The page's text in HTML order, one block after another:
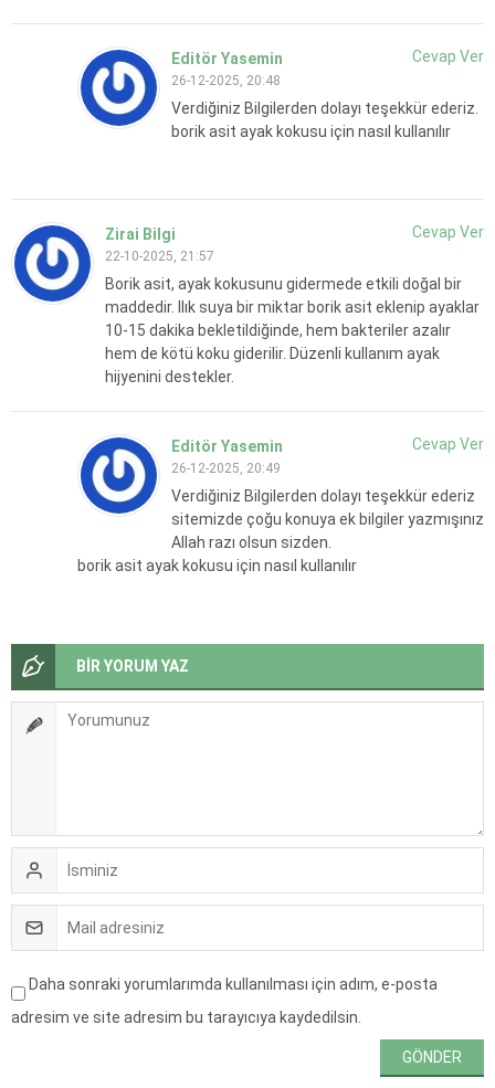
Editör Yasemin
26-12-2025, 20:48
Verdiğiniz Bilgilerden dolayı teşekkür ederiz.
borik asit ayak kokusu için nasıl kullanılır
Cevap Ver
Zirai Bilgi
22-10-2025, 21:57
Borik asit, ayak kokusunu gidermede etkili doğal bir
maddedir. Ilık suya bir miktar borik asit eklenip ayaklar
10-15 dakika bekletildiğinde, hem bakteriler azalır
hem de kötü koku giderilir. Düzenli kullanım ayak
hijyenini destekler.
Cevap Ver
Editör Yasemin
26-12-2025, 20:49
Verdiğiniz Bilgilerden dolayı teşekkür ederiz
sitemizde çoğu konuya ek bilgiler yazmışınız
Allah razı olsun sizden.
borik asit ayak kokusu için nasıl kullanılır
Cevap Ver
BİR YORUM YAZ
Daha sonraki yorumlarımda kullanılması için adım, e-posta
adresim ve site adresim bu tarayıcıya kaydedilsin.